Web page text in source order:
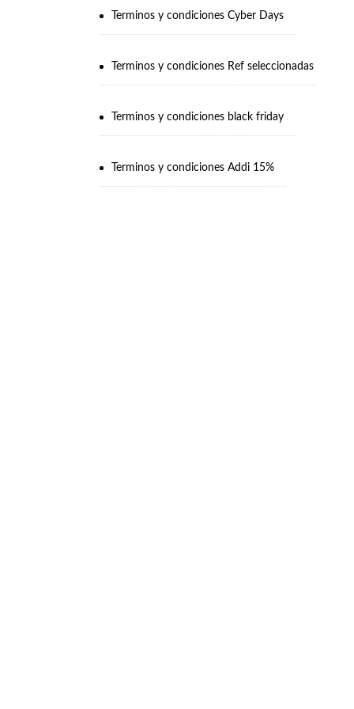
Terminos y condiciones Cyber Days
Terminos y condiciones Ref seleccionadas
Terminos y condiciones black friday
Terminos y condiciones Addi 15%